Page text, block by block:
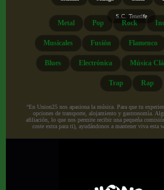
S.C. Tenerife
Metal Pop Rock
Musicales Fusión Flamenco
Blues Electrónica Música
Trap Rap
“En Union25 nos apasiona la música. Para que tu
opciones de transporte, alojamiento y gastronomía.
afiliación, lo que nos permite recibir una pequeña
coste extra para ti), ayudándonos a mantener viva esta